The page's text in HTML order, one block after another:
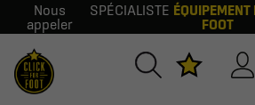
Nous
appeler
SPÉCIALISTE ÉQUIPEMENT
FOOT